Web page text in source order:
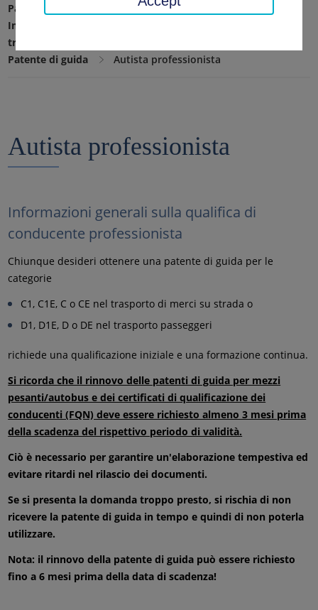
Pagina iniziale
Traffico, sicurezza, ordine
Immatricolazione del veicolo, patente di guida e
trasporto su strada
Patente di guida
Autista professionista
Autista professionista
Informazioni generali sulla qualifica di
conducente professionista
Chiunque desideri ottenere una patente di guida per le
categorie
C1, C1E, C o CE nel trasporto di merci su strada o
D1, D1E, D o DE nel trasporto passeggeri
richiede una qualificazione iniziale e una formazione continua.
Si ricorda che il rinnovo delle patenti di guida per mezzi
pesanti/autobus e dei certificati di qualificazione dei
conducenti (FQN) deve essere richiesto almeno 3 mesi prima
della scadenza del rispettivo periodo di validità.
Ciò è necessario per garantire un'elaborazione tempestiva ed
evitare ritardi nel rilascio dei documenti.
Se si presenta la domanda troppo presto, si rischia di non
ricevere la patente di guida in tempo e quindi di non poterla
utilizzare.
Nota: il rinnovo della patente di guida può essere richiesto
fino a 6 mesi prima della data di scadenza!